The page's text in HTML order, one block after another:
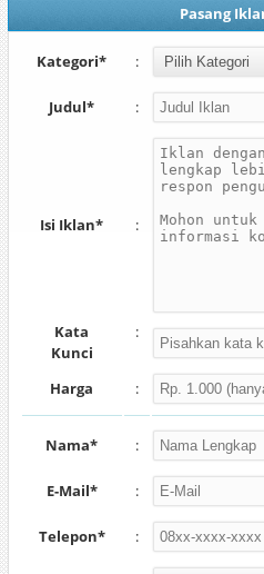
Pasang
Kategori* :
Judul* :
Isi Iklan* :
Kata
Kunci
:
Harga :
Nama* :
E-Mail* :
Telepon* :